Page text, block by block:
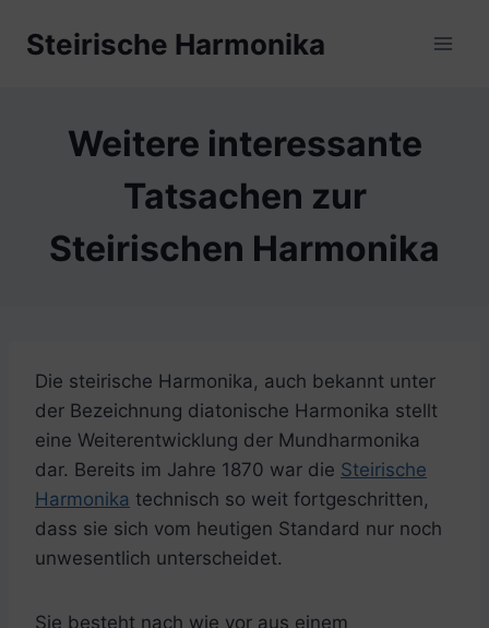
InhaltSteirische Harmonika
Weitere interessante
Tatsachen zur
Steirischen Harmonika
Die steirische Harmonika, auch bekannt unter
der Bezeichnung diatonische Harmonika stellt
eine Weiterentwicklung der Mundharmonika
dar. Bereits im Jahre 1870 war die Steirische
Harmonika technisch so weit fortgeschritten,
dass sie sich vom heutigen Standard nur noch
unwesentlich unterscheidet.
Sie besteht nach wie vor aus einem